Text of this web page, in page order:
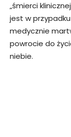
„śmierci
jest w
medycznie
powrocie do
niebie.